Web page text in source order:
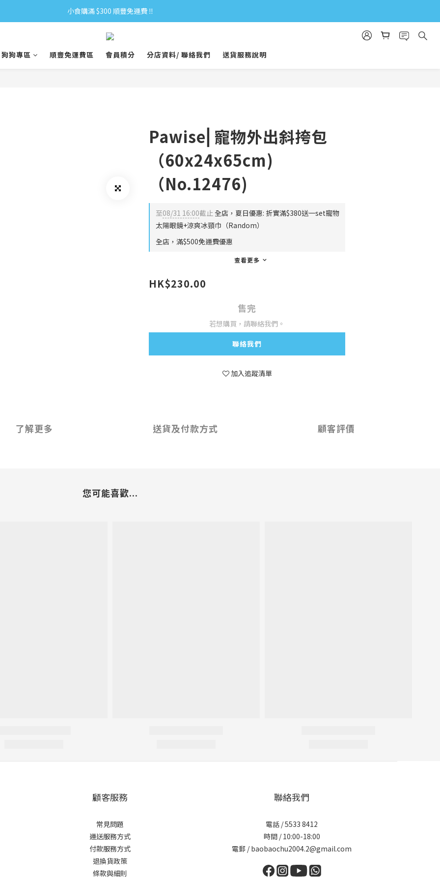
小食購滿 $300 順豐免運費 ‼
小食購滿 $300 順豐免運費 ‼
全單購滿 $500 免運費 ♥︎ 會員積分回贈 $1＝1Pt.
小食購滿 $300 順豐免運費 ‼
狗狗專區 順豐免運費區 會員積分 分店資料/ 聯絡我們 送貨服務說明
Pawise⎜寵物外出斜挎包
（60x24x65cm)
（No.12476)
至08/31 16:00截止全店，夏日優惠: 折實滿$380送一set寵物
太陽眼鏡+涼爽冰頸巾（Random）
全店，滿$500免運費優惠
查看更多
HK$230.00
售完
若想購買，請聯絡我們。
聯絡我們
加入追蹤清單
了解更多 送貨及付款方式 顧客評價
您可能喜歡...
顧客服務
常見問題
運送服務方式
付款服務方式
退換貨政策
條款與細則
聯絡我們
電話 / 5533 8412
時間 / 10:00-18:00
電郵 / baobaochu2004.2@gmail.com